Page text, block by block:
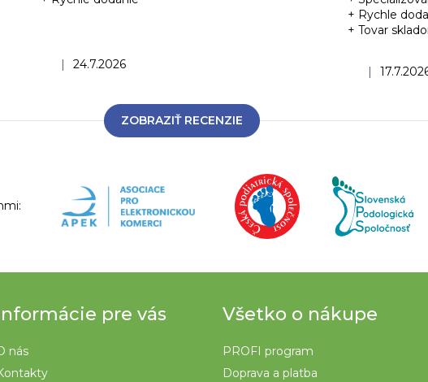
Hodnotenie obchodu je 5 z 5 hviezdičiek.
| 24.7.2026
+ Rychle
+ Tovar
ZOBRAZIŤ RECENZIE
pre vás
nás
Všetko o nákupe
PROFI program
Doprava a platba